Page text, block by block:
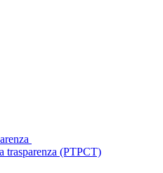
trasparenza (PTPCT)